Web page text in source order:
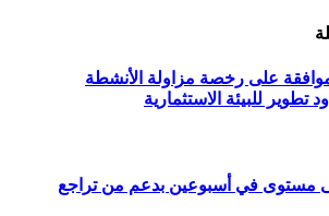
على رخصة مزاولة الأنشطة
تطوير للبيئة الاستثمارية
مستوى في أسبوعين بدعم من تراجع